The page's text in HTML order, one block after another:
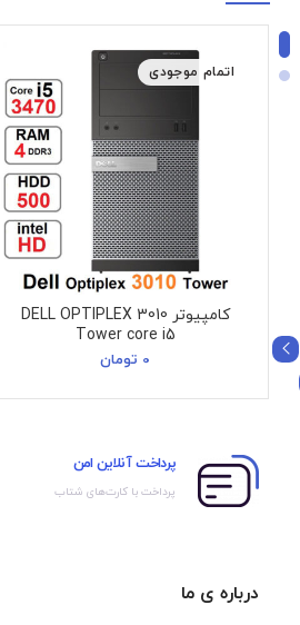
اتمام موجودی
کامپیوتر DELL OPTIPLEX 3010
Tower core i5
0 تومان
پرداخت آنلاین امن
پرداخت با کارت‌های شتاب
درباره ی ما